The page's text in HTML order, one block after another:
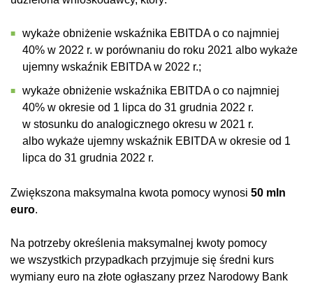
wykaże obniżenie wskaźnika EBITDA o co najmniej
40% w 2022 r. w porównaniu do roku 2021 albo wykaże
ujemny wskaźnik EBITDA w 2022 r.;
wykaże obniżenie wskaźnika EBITDA o co najmniej
40% w okresie od 1 lipca do 31 grudnia 2022 r.
w stosunku do analogicznego okresu w 2021 r.
albo wykaże ujemny wskaźnik EBITDA w okresie od 1
lipca do 31 grudnia 2022 r.
Zwiększona maksymalna kwota pomocy wynosi 50 mln
euro.
Na potrzeby określenia maksymalnej kwoty pomocy
we wszystkich przypadkach przyjmuje się średni kurs
wymiany euro na złote ogłaszany przez Narodowy Bank